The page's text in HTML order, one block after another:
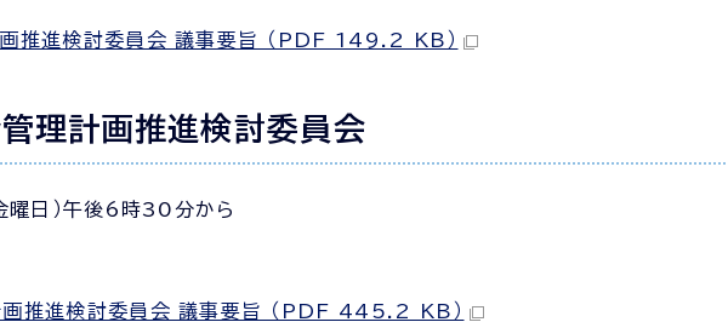
推進検討委員会 議事要旨 （PDF 149.2 KB）
理計画推進検討委員会
曜日）午後6時30分から
推進検討委員会 議事要旨 （PDF 445.2 KB）